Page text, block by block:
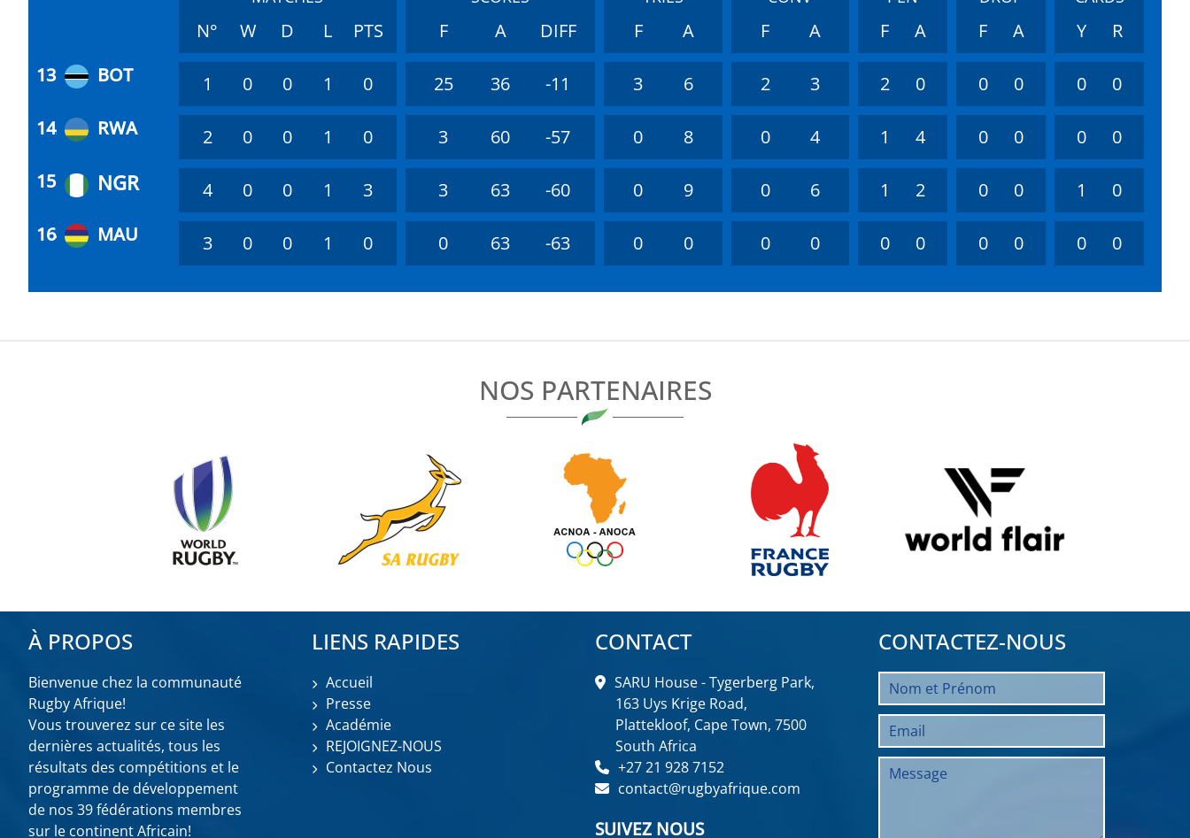
N° W D L PTS F A DIFF F A F A F A F A Y
R
13
1 BOT 1 0 0 1 0 25 36 -11 3 6 2 3 2 0 0 0 0
0
14
2 RWA 2 0 0 1 0 3 60 -57 0 8 0 4 1 4 0 0 0
0
15
3 4 0 0 1 3 3 63 -60 0 9 0 6 1 2 0 0 1
0
16
4 MAU 3 0 0 1 0 0 63 -63 0 0 0 0 0 0 0 0 0 0
NOS PARTENAIRES
À PROPOS
Bienvenue chez la communauté
Rugby Afrique!
Vous trouverez sur ce site les
dernières actualités, tous les
résultats des compétitions et le
programme de développement
de nos 39 fédérations membres
sur le continent Africain!
LIENS RAPIDES
Accueil
Presse
Académie
REJOIGNEZ-NOUS
Contactez Nous
CONTACT
SARU House - Tygerberg Park,
163 Uys Krige Road,
Plattekloof, Cape Town, 7500
South Africa
+27 21 928 7152
contact@rugbyafrique.com
SUIVEZ NOUS
CONTACTEZ-NOUS